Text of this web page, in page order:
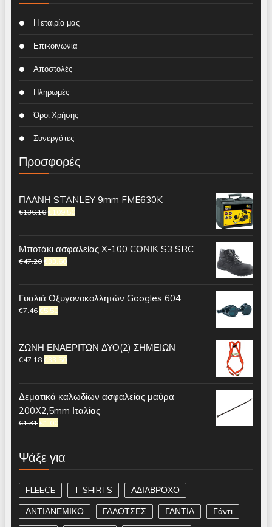
Η εταιρία μας
Επικοινωνία
Αποστολές
Πληρωμές
Όροι Χρήσης
Συνεργάτες
Προσφορές
ΠΛΑΝΗ STANLEY 9mm FME630K
€136.10 €109.50
Μποτάκι ασφαλείας X-100 CΟΝΙΚ S3 SRC
€47.20 €33.60
Γυαλιά Οξυγονοκολλητών Googles 604
€7.46 €5.50
ΖΩΝΗ ΕΝΑΕΡΙΤΩΝ ΔΥΟ(2) ΣΗΜΕΙΩΝ
€47.18 €33.50
Δεματικά καλωδίων ασφαλείας μαύρα
200Χ2,5mm Ιταλίας
€1.31 €1.00
Ψάξε για
FLEECE T-SHIRTS
ΑΔΙΑΒΡΟΧΟ
ΑΝΤΙΑΝΕΜΙΚΟ
ΓΑΛΟΤΣΕΣ ΓΑΝΤΙΑ
Γάντι